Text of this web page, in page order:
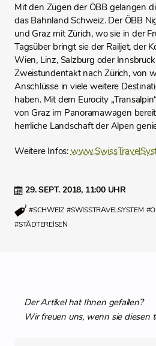
29. SEPT. 2018, 11:00 UHR
#SCHWEIZ #SWISSTRAVELSYSTEM
#STÄDTEREISEN
Mit den Zügen der ÖBB gelangen
das Bahnland Schweiz. Der ÖBB
und Graz mit Zürich, wo sie in der
Tagsüber bringt sie der Railjet, der
Wien, Linz, Salzburg oder
Zweistundentakt nach Zürich, von
Anschlüsse in viele weitere
haben. Mit dem Eurocity
von Graz im Panoramawagen
herrliche Landschaft der Alpen
Weitere Infos:
Der Artikel hat Ihnen gefallen?
Wir freuen uns, wenn sie diesen